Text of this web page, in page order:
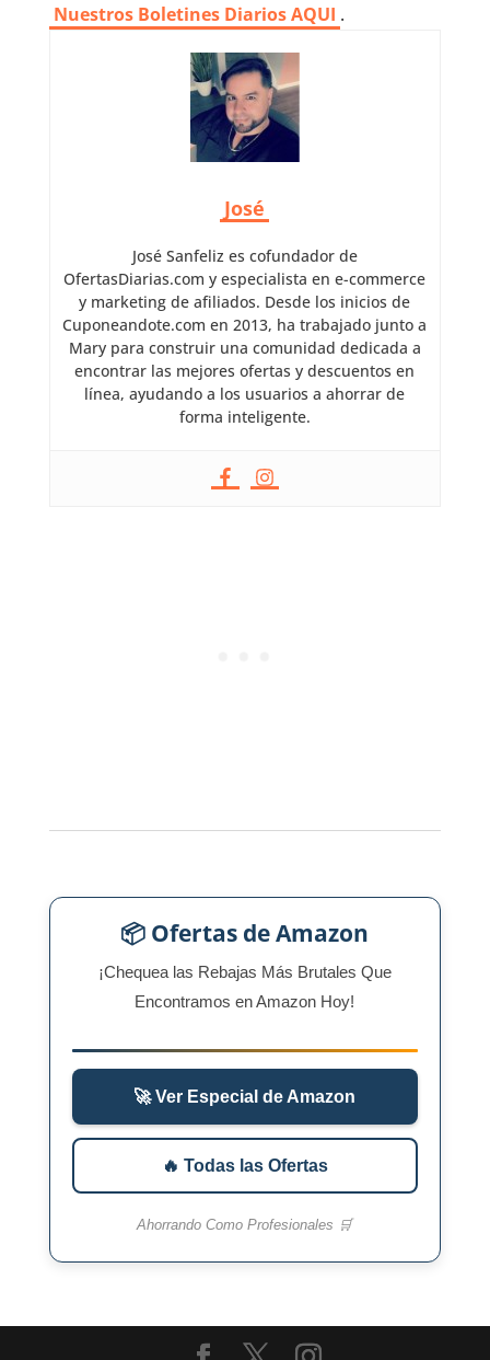
Nuestros Boletines Diarios AQUI .
José
José Sanfeliz es cofundador de
OfertasDiarias.com y especialista en e-commerce
y marketing de afiliados. Desde los inicios de
Cuponeandote.com en 2013, ha trabajado junto a
Mary para construir una comunidad dedicada a
encontrar las mejores ofertas y descuentos en
línea, ayudando a los usuarios a ahorrar de
forma inteligente.
📦 Ofertas de Amazon
¡Chequea las Rebajas Más Brutales Que
Encontramos en Amazon Hoy!
🚀 Ver Especial de Amazon
🔥 Todas las Ofertas
Ahorrando Como Profesionales 🛒